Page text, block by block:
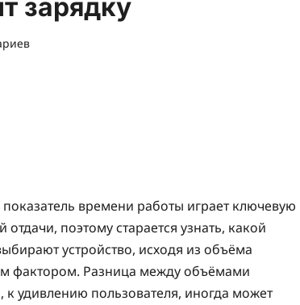
зарядку
времени работы играет ключевую
поэтому старается узнать, какой
устройство, исходя из объёма
фактором. Разница между объёмами
удивлению пользователя, иногда может